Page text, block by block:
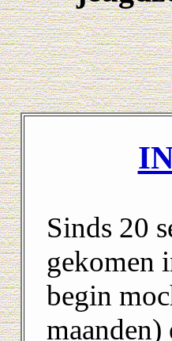
Sinds 20
gekomen
begin